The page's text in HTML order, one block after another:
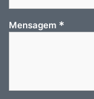
Mensagem *